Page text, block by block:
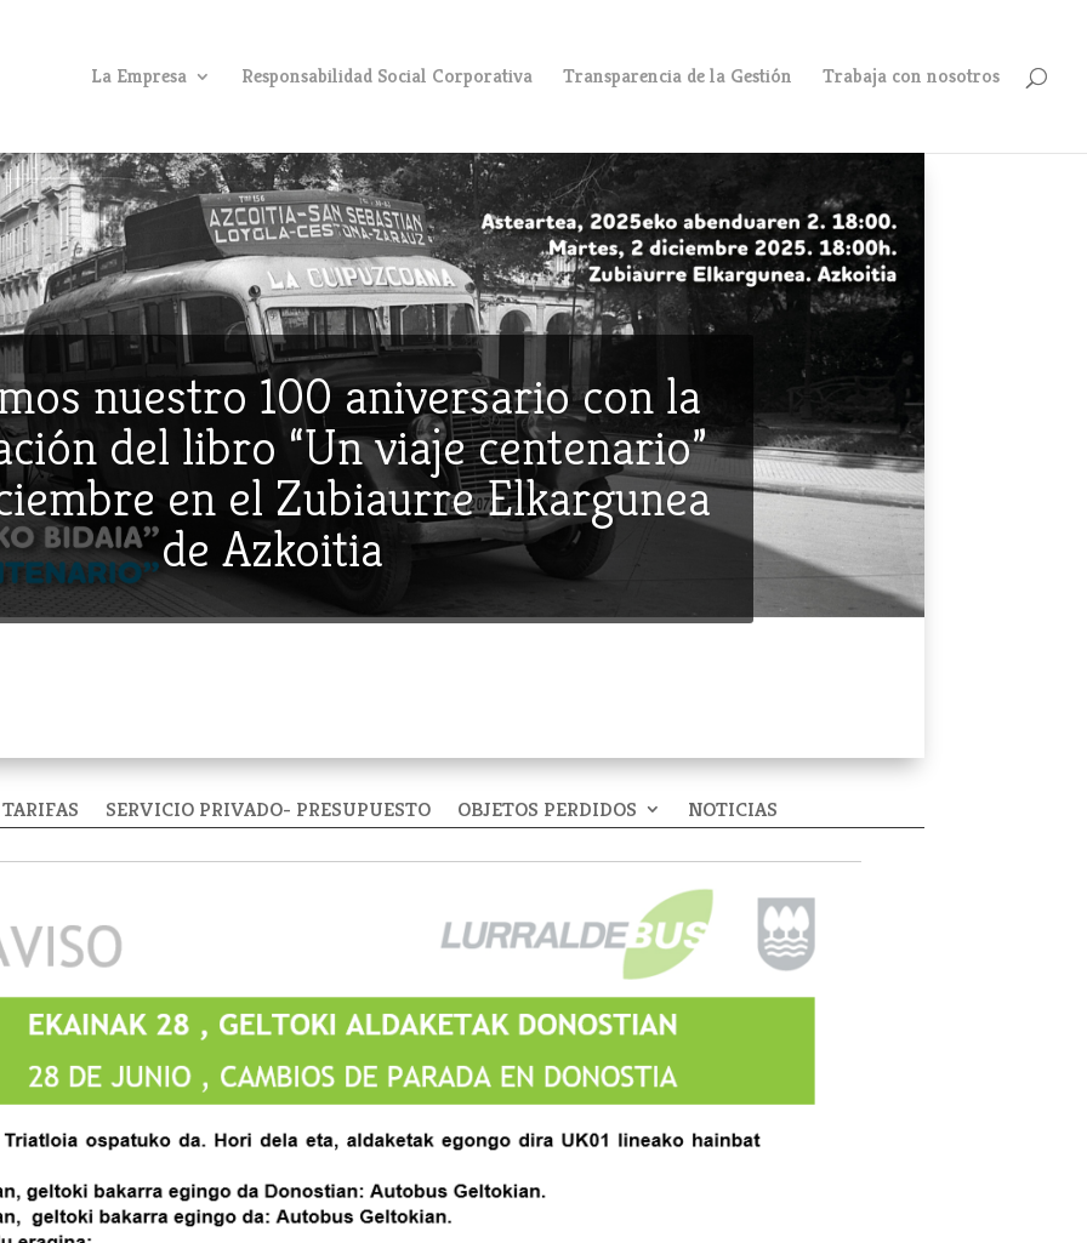
La Empresa Responsabilidad Social Corporativa Transparencia de la Gestión Trabaja con nosotros
nuestro 100 aniversario con la
del libro “Un viaje centenario”
en el Zubiaurre Elkargunea
de Azkoitia
TARIFAS SERVICIO PRIVADO- PRESUPUESTO OBJETOS PERDIDOS NOTICIAS